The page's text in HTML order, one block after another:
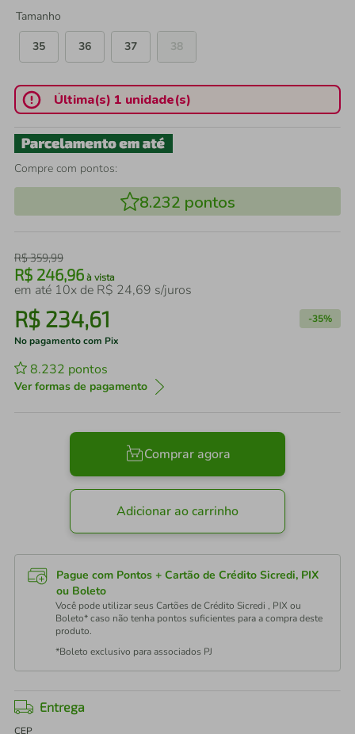
Tamanho
35
36 37 38
Última(s) 1 unidade(s)
Compre com pontos:
8.232 pontos
R$359,99
R$ 246,96 à vista
em até 10x de R$ 24,69 s/juros
R$ 234,61 -35%
No pagamento com Pix
8.232 pontos
Ver formas de pagamento
Comprar agora
Adicionar ao carrinho
Pague com Pontos + Cartão de Crédito Sicredi, PIX
ou Boleto
Você pode utilizar seus Cartões de Crédito Sicredi , PIX ou
Boleto* caso não tenha pontos suficientes para a compra deste
produto.
*Boleto exclusivo para associados PJ
Entrega
CEP